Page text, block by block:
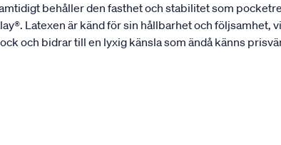
behåller den fasthet och stabilitet som
Latexen är känd för sin hållbarhet och
och bidrar till en lyxig känsla som ändå känns